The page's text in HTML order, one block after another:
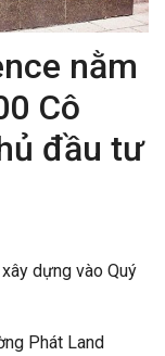
nằm
Cô
đầu tư
dựng vào Quý
Phát Land